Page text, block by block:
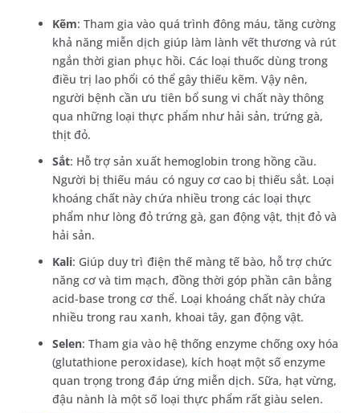
Kẽm: Tham gia vào quá trình đông máu, tăng cường
khả năng miễn dịch giúp làm lành vết thương và rút
ngắn thời gian phục hồi. Các loại thuốc dùng trong
điều trị lao phổi có thể gây thiếu kẽm. Vậy nên,
người bệnh cần ưu tiên bổ sung vi chất này thông
qua những loại thực phẩm như hải sản, trứng gà,
thịt đỏ.
Sắt: Hỗ trợ sản xuất hemoglobin trong hồng cầu.
Người bị thiếu máu có nguy cơ cao bị thiếu sắt. Loại
khoáng chất này chứa nhiều trong các loại thực
phẩm như lòng đỏ trứng gà, gan động vật, thịt đỏ và
hải sản.
Kali: Giúp duy trì điện thế màng tế bào, hỗ trợ chức
năng cơ và tim mạch, đồng thời góp phần cân bằng
acid-base trong cơ thể. Loại khoáng chất này chứa
nhiều trong rau xanh, khoai tây, gan động vật.
Selen: Tham gia vào hệ thống enzyme chống oxy hóa
(glutathione peroxidase), kích hoạt một số enzyme
quan trọng trong đáp ứng miễn dịch. Sữa, hạt vừng,
đậu nành là một số loại thực phẩm rất giàu selen.